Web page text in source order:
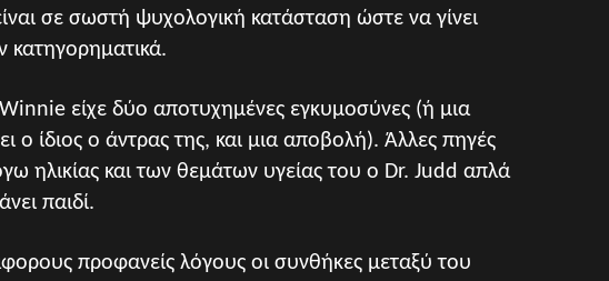
σε σωστή ψυχολογική κατάσταση ώστε να γίνει
κατηγορηματικά.
είχε δύο αποτυχημένες εγκυμοσύνες (ή μια
ο ίδιος ο άντρας της, και μια αποβολή). Άλλες πηγές
ηλικίας και των θεμάτων υγείας του ο Dr. Judd απλά
παιδί.
προφανείς λόγους οι συνθήκες μεταξύ του